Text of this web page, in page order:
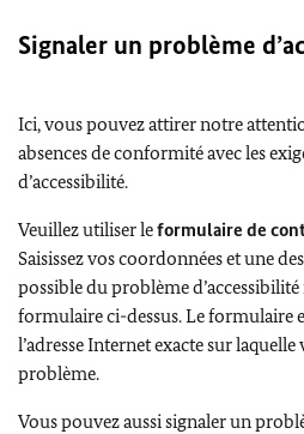
Signaler un problème
Ici, vous pouvez attirer notre
absences de conformité avec les
d’accessibilité.
Veuillez utiliser leformulaire de
Saisissez vos coordonnées et une
possible du problème
formulaire ci-dessus. Le formulaire
l’adresse Internet exacte sur
problème.
Vous pouvez aussi signaler un